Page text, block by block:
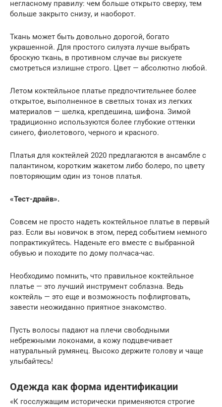
негласному правилу: чем больше открыто сверху, тем
больше закрыто снизу, и наоборот.
Ткань может быть довольно дорогой, богато
украшенной. Для простого силуэта лучше выбрать
броскую ткань, в противном случае вы рискуете
смотреться излишне строго. Цвет — абсолютно любой.
Летом коктейльное платье предпочтительнее более
открытое, выполненное в светлых тонах из легких
материалов — шелка, крепдешина, шифона. Зимой
традиционно используются более глубокие оттенки
синего, фиолетового, черного и красного.
Платья для коктейлей 2020 предлагаются в ансамбле с
палантином, коротким жакетом либо болеро, по цвету
повторяющим один из тонов платья.
«Тест-драйв».
Совсем не просто надеть коктейльное платье в первый
раз. Если вы новичок в этом, перед событием немного
попрактикуйтесь. Наденьте его вместе с выбранной
обувью и походите по дому полчаса-час.
Необходимо помнить, что правильное коктейльное
платье — это лучший инструмент соблазна. Ведь
коктейль — это еще и возможность пофлиртовать,
завести неожиданно приятное знакомство.
Пусть волосы падают на плечи свободными
небрежными локонами, а кожу подцвечивает
натуральный румянец. Высоко держите голову и чаще
улыбайтесь!
Одежда как форма идентификации
«К госслужащим исторически применяются строгие